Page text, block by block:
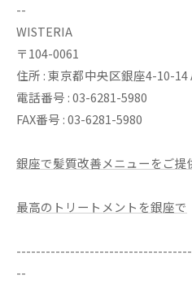
--
WISTERIA
〒104-0061
住所 : 東京都中央区銀座4-10-
電話番号 : 03-6281-5980
FAX番号 : 03-6281-5980
銀座で髪質改善メニューをご提
最高のトリートメントを銀座で
--